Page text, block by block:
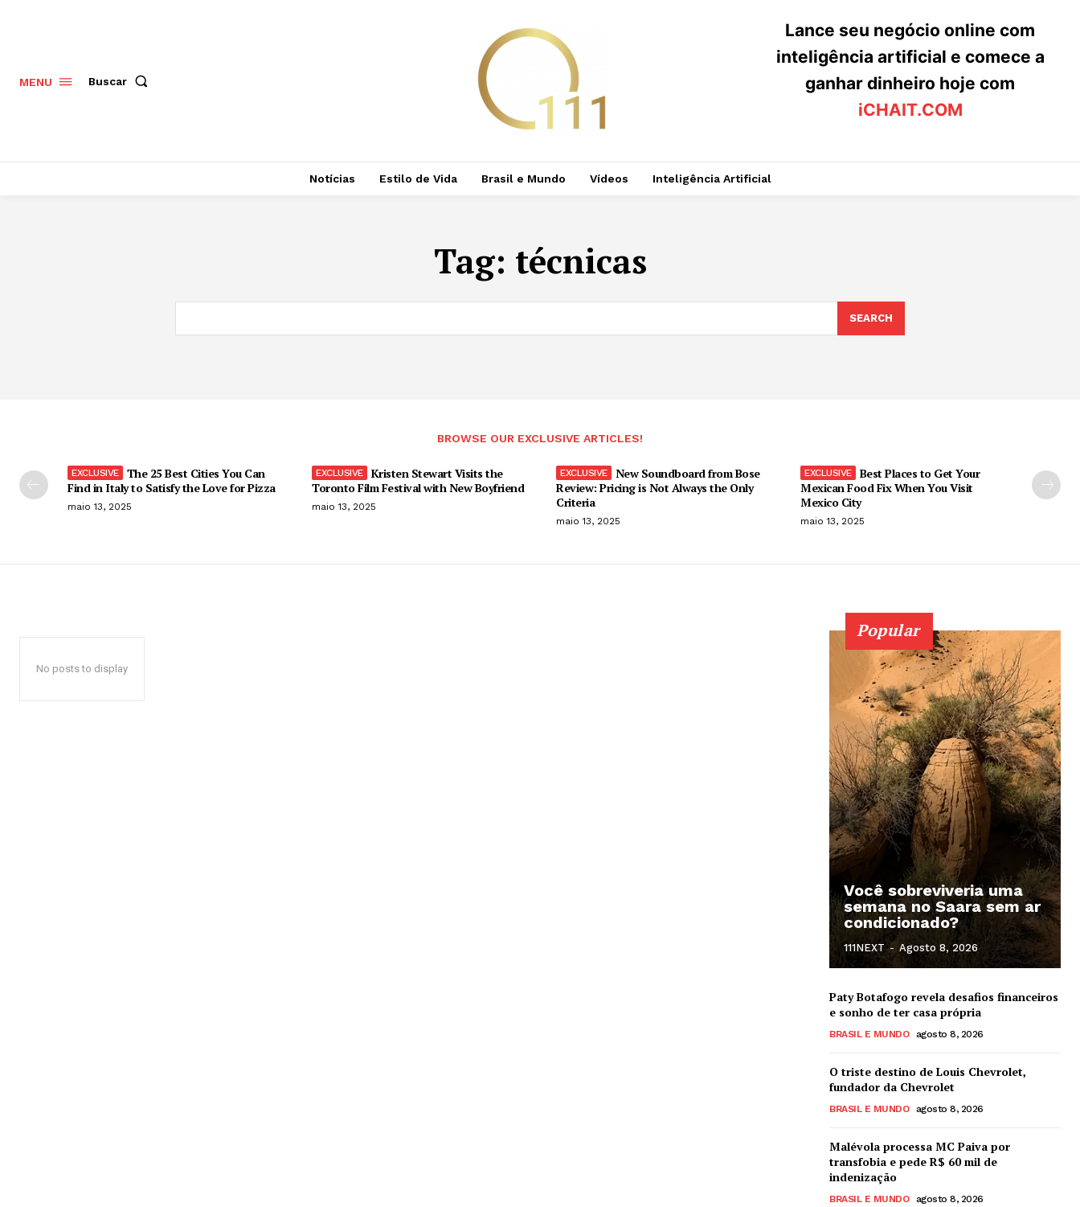
MENU Buscar
Lance seu negócio online com
inteligência artificial e comece a
ganhar dinheiro hoje com
iCHAIT.COM
Notícias Estilo de Vida Brasil e Mundo Vídeos Inteligência Artificial
Tag: técnicas
SEARCH
BROWSE OUR EXCLUSIVE ARTICLES!
The 25 Best Cities You Can
Find in Italy to Satisfy the Love for Pizza
maio 13, 2025
Kristen Stewart Visits the
Toronto Film Festival with New Boyfriend
maio 13, 2025
New Soundboard from Bose
Review: Pricing is Not Always the Only
Criteria
maio 13, 2025
Best Places to Get Your
Mexican Food Fix When You Visit
Mexico City
maio 13, 2025
No posts to display
Popular
Você sobreviveria uma
semana no Saara sem ar
condicionado?
111NEXT - Agosto 8, 2026
Paty Botafogo revela desafios financeiros
e sonho de ter casa própria
BRASIL E MUNDO agosto 8, 2026
O triste destino de Louis Chevrolet,
fundador da Chevrolet
BRASIL E MUNDO agosto 8, 2026
Malévola processa MC Paiva por
transfobia e pede R$ 60 mil de
indenização
BRASIL E MUNDO agosto 8, 2026